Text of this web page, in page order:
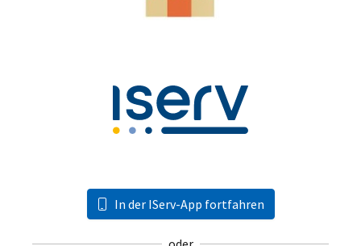
In der IServ-App fortfahren